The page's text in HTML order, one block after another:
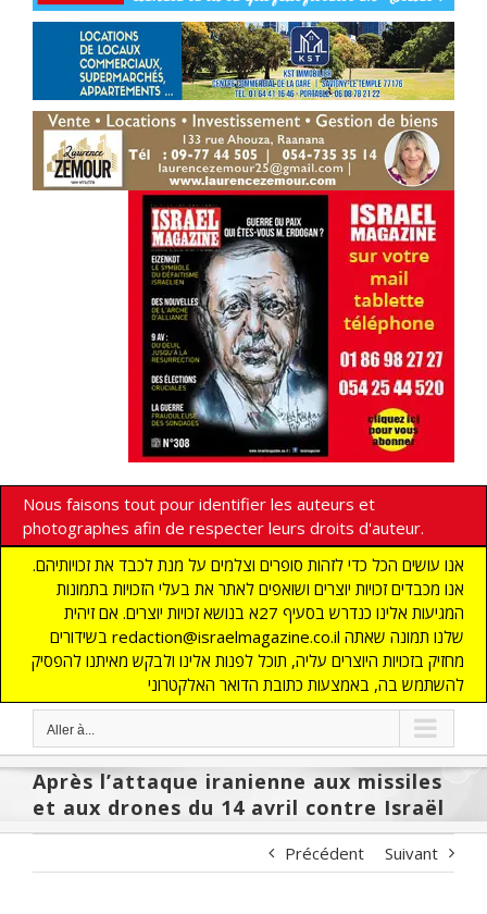
Nous faisons tout pour identifier les auteurs et
photographes afin de respecter leurs droits d'auteur.
אנו עושים הכל כדי לזהות סופרים וצלמים על מנת לכבד את זכויותיהם.
אנו מכבדים זכויות יוצרים ושואפים לאתר את בעלי הזכויות בתמונות
המגיעות אלינו כנדרש בסעיף 27א בנושא זכויות יוצרים. אם זיהית
בשידורים redaction@israelmagazine.co.il שלנו תמונה שאתה
מחזיק בזכויות היוצרים עליה, תוכל לפנות אלינו ולבקש מאיתנו להפסיק
להשתמש בה, באמצעות כתובת הדואר האלקטרוני
Aller à...
Après l’attaque iranienne aux missiles
et aux drones du 14 avril contre Israël
Précédent Suivant